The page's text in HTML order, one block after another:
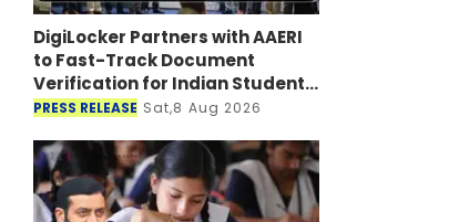
DigiLocker Partners with AAERI
to Fast-Track Document
Verification for Indian Students
Heading to Australia
PRESS RELEASE Sat,8 Aug 2026